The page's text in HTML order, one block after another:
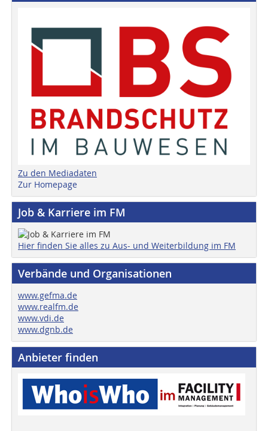
Zu den Mediadaten
Zur Homepage
Job & Karriere im FM
Hier finden Sie alles zu Aus- und Weiterbildung im FM
Verbände und Organisationen
www.gefma.de
www.realfm.de
www.vdi.de
www.dgnb.de
Anbieter finden